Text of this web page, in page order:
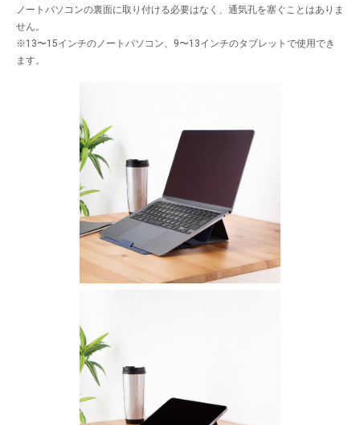
ノートパソコンの裏面に取り付ける必要はなく、通気孔を塞ぐことはありま
せん。
※13〜15インチのノートパソコン、9〜13インチのタブレットで使用でき
ます。